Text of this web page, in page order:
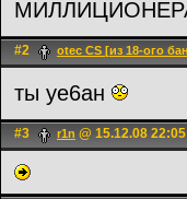
#2 otec CS [из 18-ого
ты уе6ан
#3 r1n @ 15.12.08 22:05